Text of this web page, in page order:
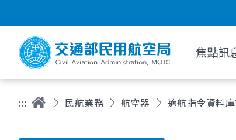
焦點訊
::: 民航業務 航空器 適航指令資料